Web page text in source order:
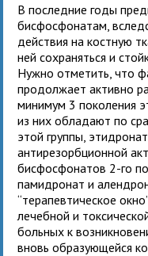
В последние годы
бисфосфонатам,
действия на костную
ней сохраняться и
Нужно отметить, что
продолжает активно
минимум 3 поколения
из них обладают по
этой группы,
антирезорбционной
бисфосфонатов 2-го
памидронат и
“терапевтическое
лечебной и
больных к
вновь образующейся